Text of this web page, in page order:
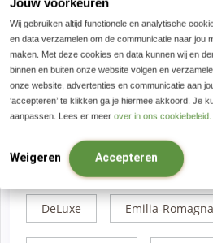
Wij gebruiken altijd functionele en analytische
en data verzamelen om de communicatie naar jou
maken. Met deze cookies en data kunnen wij en
binnen en buiten onze website volgen en
onze website, advertenties en communicatie aan
‘accepteren’ te klikken ga je hiermee akkoord. Je
aanpassen. Lees er meer over in ons cookiebeleid.
Weigeren Accepteren
De Marken
Wandelvakantie Friuli
9 tot 13 dagen
Comfort Basilicata
DeLuxe Emilia-Romagna